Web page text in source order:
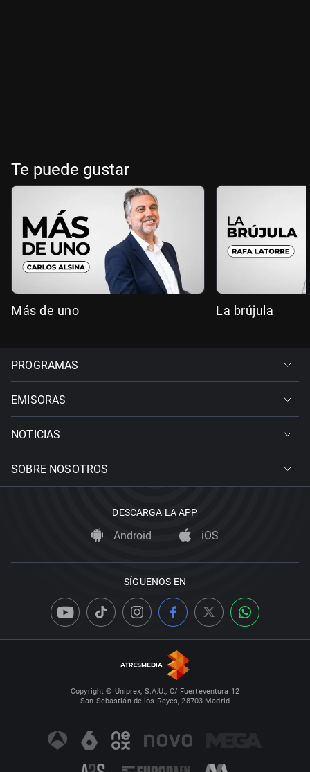
Te puede gustar
Más de uno La brújula
PROGRAMAS
EMISORAS
NOTICIAS
SOBRE NOSOTROS
DESCARGA LA APP
Android iOS
SÍGUENOS EN
Copyright © Uniprex, S.A.U., C/ Fuerteventura 12
San Sebastián de los Reyes, 28703 Madrid